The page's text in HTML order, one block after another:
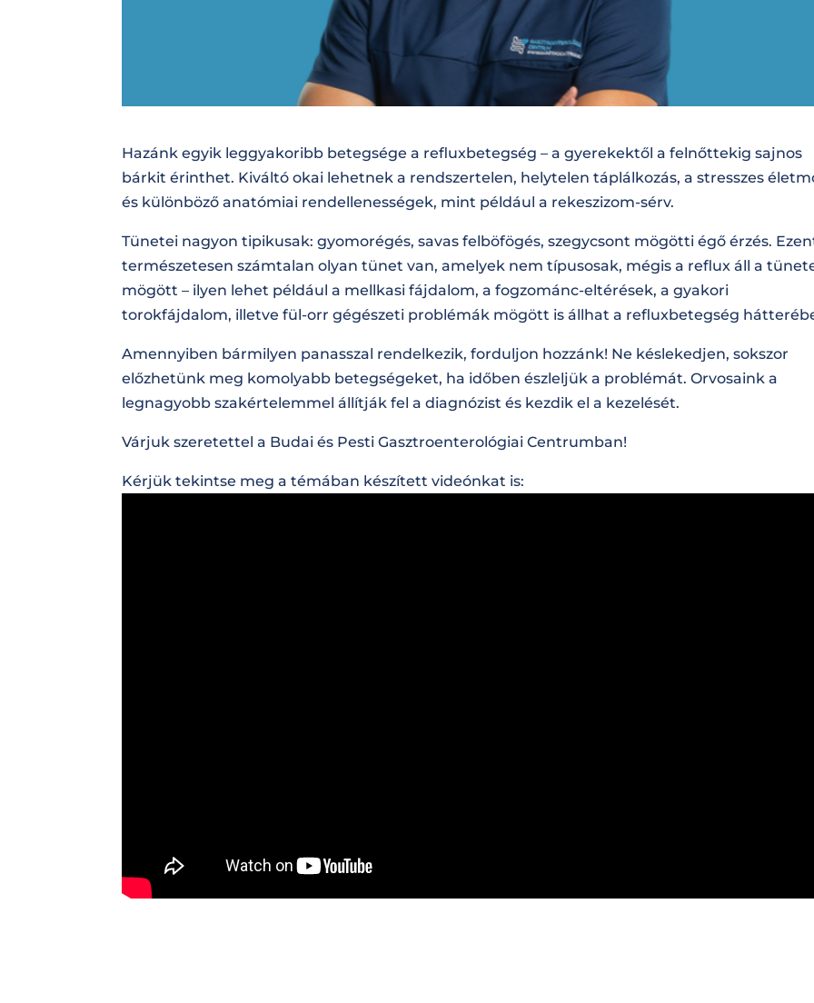
Hazánk egyik leggyakoribb betegsége a refluxbetegség – a gyerekektől a felnőttekig sajnos
bárkit érinthet. Kiváltó okai lehetnek a rendszertelen, helytelen táplálkozás, a stresszes
és különböző anatómiai rendellenességek, mint például a rekeszizom-sérv.
Tünetei nagyon tipikusak: gyomorégés, savas felböfögés, szegycsont mögötti égő érzés.
természetesen számtalan olyan tünet van, amelyek nem típusosak, mégis a reflux áll a
mögött – ilyen lehet például a mellkasi fájdalom, a fogzománc-eltérések, a gyakori
torokfájdalom, illetve fül-orr gégészeti problémák mögött is állhat a refluxbetegség
Amennyiben bármilyen panasszal rendelkezik, forduljon hozzánk! Ne késlekedjen, sokszor
előzhetünk meg komolyabb betegségeket, ha időben észleljük a problémát. Orvosaink a
legnagyobb szakértelemmel állítják fel a diagnózist és kezdik el a kezelését.
Várjuk szeretettel a Budai és Pesti Gasztroenterológiai Centrumban!
Kérjük tekintse meg a témában készített videónkat is: